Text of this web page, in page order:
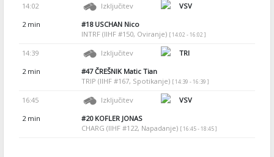
14:02 Izključitev
VSV
2 min
#18USCHAN Nico
INTRF (IIHF #150, Oviranje) [ 14:02 - 16:02 ]
14:39 Izključitev
TRI
2 min
#47ČREŠNIK Matic Tian
TRIP (IIHF #167, Spotikanje) [ 14:39 - 16:39 ]
16:45 Izključitev
VSV
2 min
#20KOFLER JONAS
CHARG (IIHF #122, Napadanje) [ 16:45 - 18:45 ]